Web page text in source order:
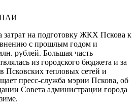
ПАИ
затрат на подготовку ЖКХ Пскова к
с прошлым годом и
рублей. Большая часть
из городского бюджета и за
Псковских тепловых сетей и
пресс-служба мэрии Пскова, об
Совета администрации города